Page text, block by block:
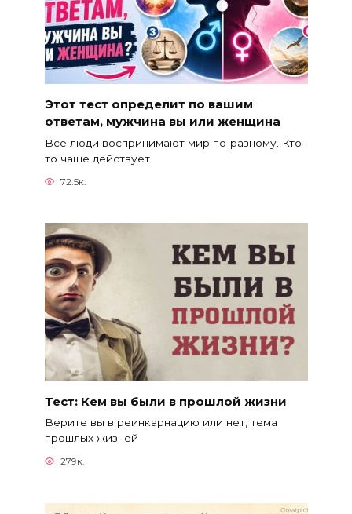
Этот тест определит по вашим
ответам, мужчина вы или женщина
Все люди воспринимают мир по-разному. Кто-
то чаще действует
72.5к.
Тест: Кем вы были в прошлой жизни
Верите вы в реинкарнацию или нет, тема
прошлых жизней
279к.